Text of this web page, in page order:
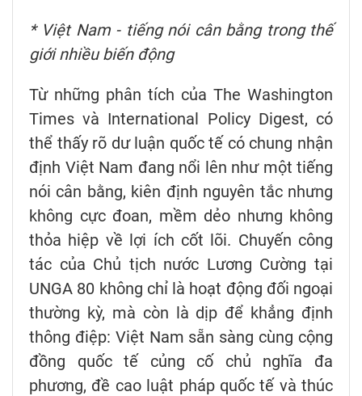
* Việt Nam - tiếng nói cân bằng trong thế
giới nhiều biến động
Từ những phân tích của The Washington
Times và International Policy Digest, có
thể thấy rõ dư luận quốc tế có chung nhận
định Việt Nam đang nổi lên như một tiếng
nói cân bằng, kiên định nguyên tắc nhưng
không cực đoan, mềm dẻo nhưng không
thỏa hiệp về lợi ích cốt lõi. Chuyến công
tác của Chủ tịch nước Lương Cường tại
UNGA 80 không chỉ là hoạt động đối ngoại
thường kỳ, mà còn là dịp để khẳng định
thông điệp: Việt Nam sẵn sàng cùng cộng
đồng quốc tế củng cố chủ nghĩa đa
phương, đề cao luật pháp quốc tế và thúc